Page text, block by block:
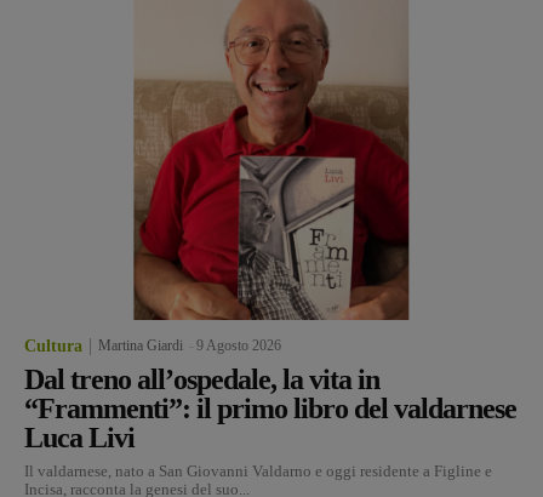
Cultura Martina Giardi 9 Agosto 2026
Dal treno all’ospedale, la vita in
“Frammenti”: il primo libro del valdarnese
Luca Livi
Il valdarnese, nato a San Giovanni Valdarno e oggi residente a Figline e
Incisa, racconta la genesi del suo...